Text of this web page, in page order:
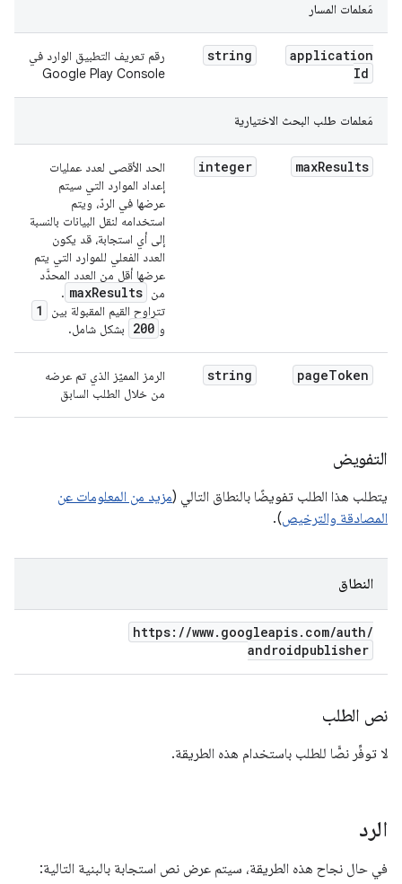
مَعلمات المسار
application
Id
string
رقم تعريف التطبيق الوارد في
Google Play Console
مَعلمات طلب البحث الاختيارية
maxResults
integer
الحد الأقصى لعدد عمليات
إعداد الموارد التي سيتم
عرضها في الردّ، ويتم
استخدامه لنقل البيانات بالنسبة
إلى أي استجابة، قد يكون
العدد الفعلي للموارد التي يتم
عرضها أقل من العدد المحدَّد
من
maxResults
.
تتراوح القيم المقبولة بين
1
و 200 بشكل شامل.
pageToken
string
الرمز المميّز الذي تم عرضه
من خلال الطلب السابق
التفويض
يتطلب هذا الطلب تفويضًا بالنطاق التالي (مزيد من المعلومات عن
المصادقة والترخيص).
النطاق
https: //www. googleapis. com/auth/
androidpublisher
نص الطلب
لا توفِّر نصًّا للطلب باستخدام هذه الطريقة.
الرد
في حال نجاح هذه الطريقة، سيتم عرض نص استجابة بالبنية التالية: